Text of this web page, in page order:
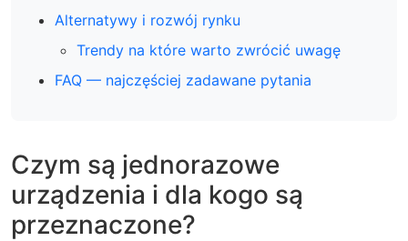
Alternatywy i rozwój rynku
Trendy na które warto zwrócić uwagę
FAQ — najczęściej zadawane pytania
Czym są jednorazowe
urządzenia i dla kogo są
przeznaczone?